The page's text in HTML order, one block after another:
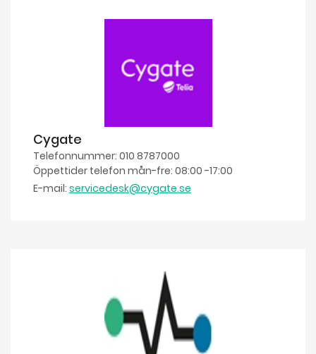
Cygate
Telefonnummer: 010 8787000
Öppettider telefon mån-fre: 08:00 -17:00
E-mail: servicedesk@cygate.se